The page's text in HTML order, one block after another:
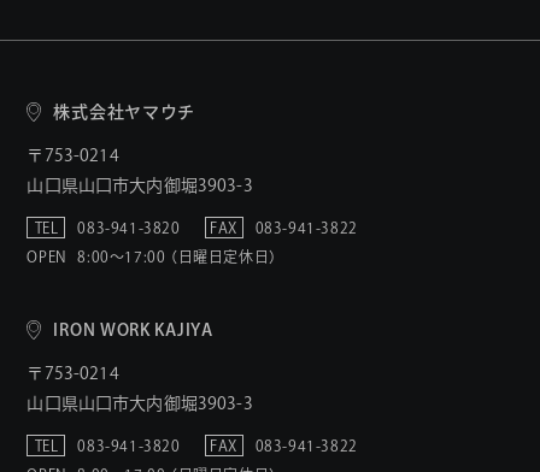
株式会社ヤマウチ
〒753-0214
山口県山口市大内御堀3903-3
TEL 083-941-3820 FAX
083-941-3822
OPEN
8:00〜17:00 （日曜日定休日）
IRON WORK KAJIYA
〒753-0214
山口県山口市大内御堀3903-3
TEL 083-941-3820 FAX
083-941-3822